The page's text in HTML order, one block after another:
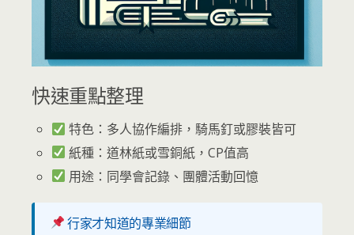
快速重點整理
特色：多人協作編排，騎馬釘或膠裝皆可
紙種：道林紙或雪銅紙，CP值高
用途：同學會記錄、團體活動回憶
行家才知道的專業細節